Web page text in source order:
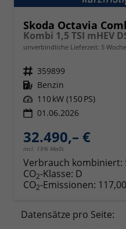
Skoda Octavia
Kombi 1,5 TSI mHEV
unverbindliche Lieferzeit: 5
Fahrzeugnr. 359899
Kraftstoff Benzin
Leistung 110 kW (150 PS)
01.06.2026
32.490,– €
incl. 19% MwSt.
Verbrauch kombiniert:
CO2-Klasse: D
CO2-Emissionen:
Datensätze pro Seite: